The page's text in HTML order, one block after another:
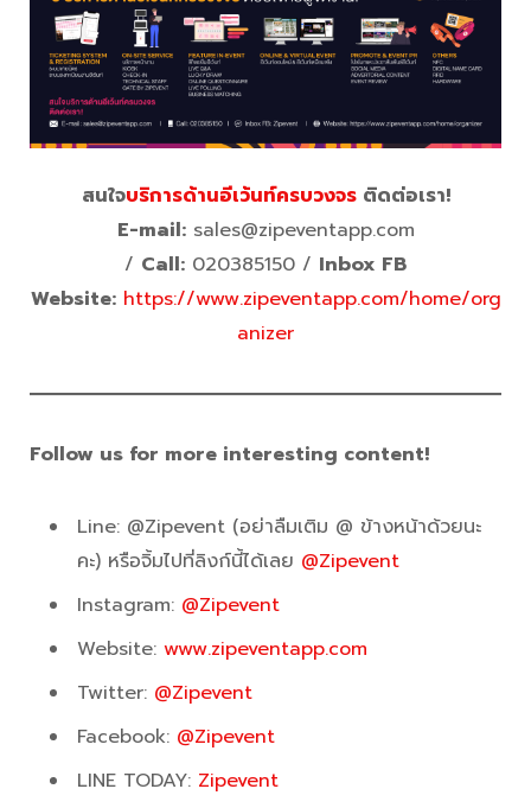
สนใจบริการด้านอีเว้นท์ครบวงจรติดต่อเรา!
E-mail:sales@zipeventapp.com
/ Call: 020385150 / Inbox FB
Website: https://www.zipeventapp.com/home/org
anizer
Follow us for more interesting content!
Line: @Zipevent (อย่าลืมเติม @ ข้างหน้าด้วยนะ
คะ) หรือจิ้มไปที่ลิงก์นี้ได้เลย @Zipevent
Instagram: @Zipevent
Website: www.zipeventapp.com
Twitter: @Zipevent
Facebook: @Zipevent
LINE TODAY: Zipevent